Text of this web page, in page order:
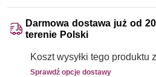
Darmowa dostawa już od
terenie Polski
Koszt wysyłki tego produktu
Sprawdź opcje dostawy